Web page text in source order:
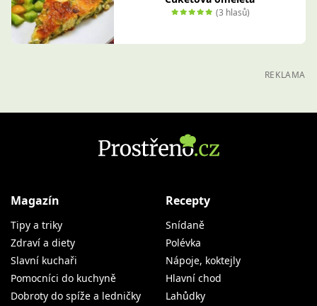
(3 hlasů)
REKLAMA
Magazín
Tipy a triky
Zdraví a diety
Slavní kuchaři
Pomocníci do kuchyně
Dobroty do spíže a ledničky
Recepty
Snídaně
Polévka
Nápoje, koktejly
Hlavní chod
Lahůdky